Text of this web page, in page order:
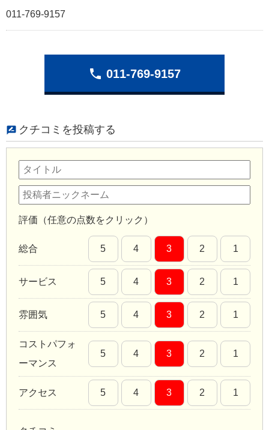
011-769-9157
phone 011-769-9157
クチコミを投稿する
評価（任意の点数をクリック）
総合 5 4 3 2 1
サービス 5 4 3 2 1
雰囲気 5 4 3 2 1
コストパフォ
ーマンス
5 4 3 2 1
アクセス 5 4 3 2 1